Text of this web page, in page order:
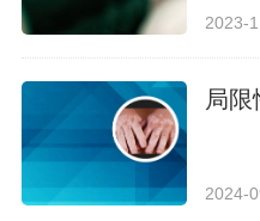
2023-
局限
2024-